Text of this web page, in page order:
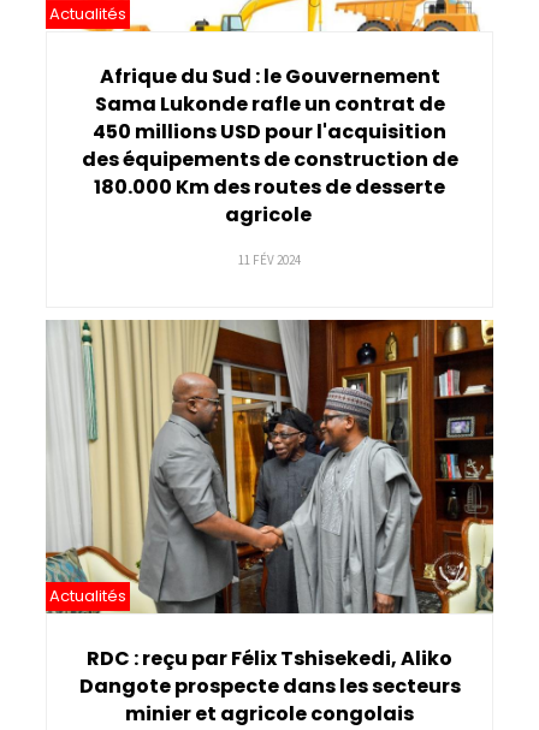
Actualités
Afrique du Sud : le Gouvernement
Sama Lukonde rafle un contrat de
450 millions USD pour l'acquisition
des équipements de construction de
180.000 Km des routes de desserte
agricole
11 FÉV 2024
Actualités
RDC : reçu par Félix Tshisekedi, Aliko
Dangote prospecte dans les secteurs
minier et agricole congolais